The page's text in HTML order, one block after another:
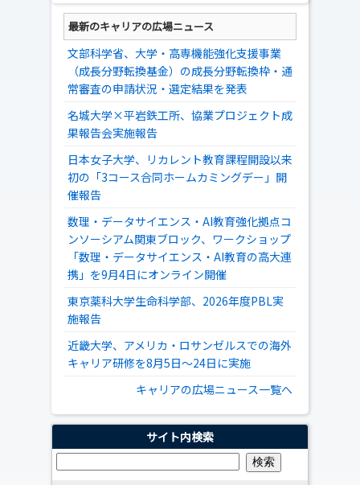
最新のキャリアの広場ニュース
文部科学省、大学・高専機能強化支援事業
（成長分野転換基金）の成長分野転換枠・通
常審査の申請状況・選定結果を発表
名城大学×平岩鉄工所、協業プロジェクト成
果報告会実施報告
日本女子大学、リカレント教育課程開設以来
初の「3コース合同ホームカミングデー」開
催報告
数理・データサイエンス・AI教育強化拠点コ
ンソーシアム関東ブロック、ワークショップ
「数理・データサイエンス・AI教育の高大連
携」を9月4日にオンライン開催
東京薬科大学生命科学部、2026年度PBL実
施報告
近畿大学、アメリカ・ロサンゼルスでの海外
キャリア研修を8月5日～24日に実施
キャリアの広場ニュース一覧へ
サイト内検索